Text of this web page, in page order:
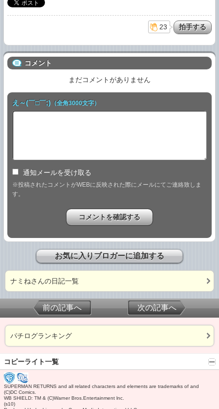
23
コメント
まだコメントがありません
え～(￣□￣;) （全角3000文字）
通知メールを受け取る
※投稿されたコメントがWEBに反映された際にメールにてご連絡致しま
す。
お気に入りブロガーに追加する
ナミねさんの日記一覧
前の記事へ 次の記事へ
パチログランキング
コピーライト一覧
SUPERMAN RETURNS and all related characters and elements are trademarks of and
(C)DC Comics.
WB SHIELD: TM & (C)Warner Bros.Entertainment lnc.
(s10)